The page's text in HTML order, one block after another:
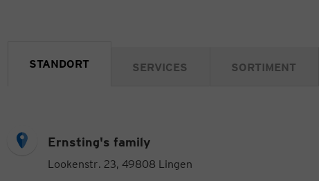
STANDORT SERVICES SORTIMENT
Ernsting's family
Lookenstr. 23, 49808 Lingen